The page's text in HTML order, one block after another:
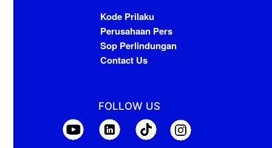
Kode Prilaku
Perusahaan Pers
Sop Perlindungan
Contact Us
FOLLOW US